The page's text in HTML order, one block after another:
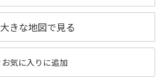
大きな地図で見る
お気に入りに追加